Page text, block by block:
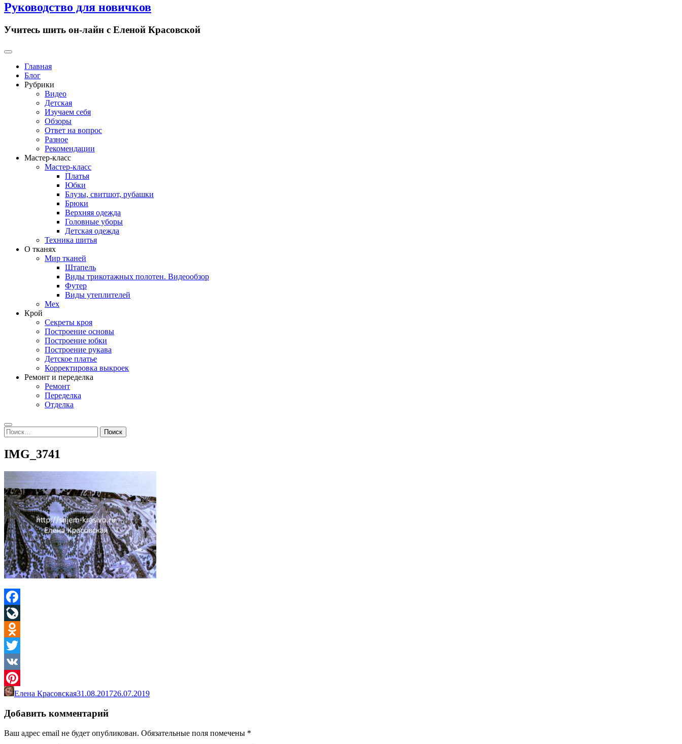
Руководство для новичков
Учитесь шить он-лайн с Еленой Красовской
Primary
Главная
Блог
Рубрики
Видео
Детская
Изучаем себя
Обзоры
Ответ на вопрос
Разное
Рекомендации
Мастер-класс
Мастер-класс
Платья
Юбки
Блузы, свитшот, рубашки
Брюки
Верхняя одежда
Головные уборы
Детская одежда
Техника шитья
О тканях
Мир тканей
Штапель
Виды трикотажных полотен. Видеообзор
Футер
Виды утеплителей
Мех
Крой
Секреты кроя
Построение основы
Построение юбки
Построение рукава
Детское платье
Корректировка выкроек
Ремонт и переделка
Ремонт
Переделка
Отделка
Search
Найти:
IMG_3741
Facebook
LiveJournal
Odnoklassniki
Twitter
VK
Pinterest
Елена Красовская31.08.201726.07.2019
Добавить комментарий
Ваш адрес email не будет опубликован. Обязательные поля помечены *